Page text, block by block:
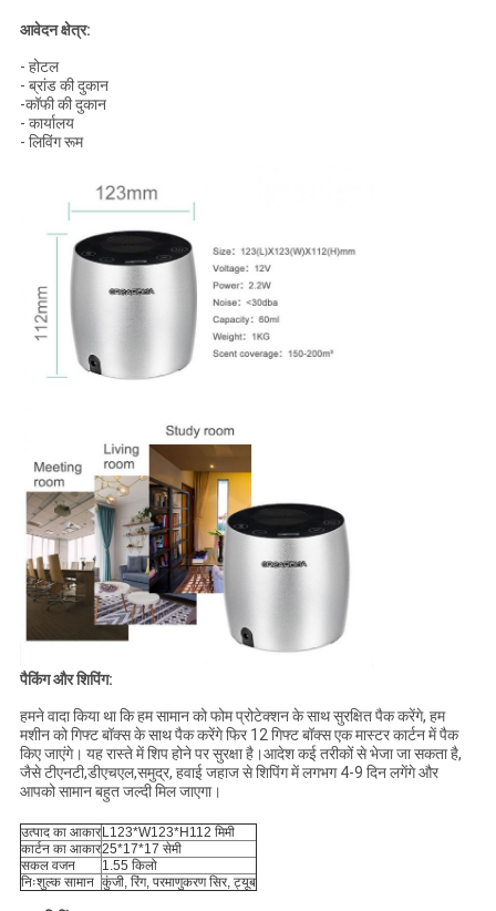
आवेदन क्षेत्र:
- होटल
- ब्रांड की दुकान
-कॉफी की दुकान
- कार्यालय
- लिविंग रूम
पैकिंग और शिपिंग:
हमने वादा किया था कि हम सामान को फोम प्रोटेक्शन के साथ सुरक्षित पैक करेंगे, हम
मशीन को गिफ्ट बॉक्स के साथ पैक करेंगे फिर 12 गिफ्ट बॉक्स एक मास्टर कार्टन में पैक
किए जाएंगे। यह रास्ते में शिप होने पर सुरक्षा है।आदेश कई तरीकों से भेजा जा सकता है,
जैसे टीएनटी,डीएचएल,समुद्र, हवाई जहाज से शिपिंग में लगभग 4-9 दिन लगेंगे और
आपको सामान बहुत जल्दी मिल जाएगा।
उत्पाद का आकार L123*W123*H112 मिमी
कार्टन का आकार25*17*17 सेमी
सकल वजन
1.55 किलो
निःशुल्क सामान कुंजी, रिंग, परमाणुकरण सिर, ट्यूब